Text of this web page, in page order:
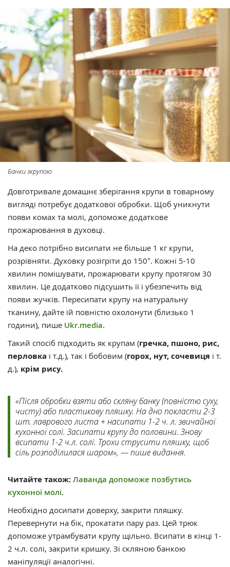
Банки зкрупою
Довготривале домашнє зберігання крупи в товарному
вигляді потребує додаткової обробки. Щоб уникнути
появи комах та молі, допоможе додаткове
прожарювання в духовці.
На деко потрібно висипати не більше 1 кг крупи,
розрівняти. Духовку розігріти до 150°. Кожні 5-10
хвилин помішувати, прожарювати крупу протягом 30
хвилин. Це додатково підсушить її і убезпечить від
появи жучків. Пересипати крупу на натуральну
тканину, дайте їй повністю охолонути (близько 1
години), пише Ukr.media.
Такий спосіб підходить як крупам (гречка, пшоно, рис,
перловка і т.д.), так і бобовим (горох, нут, сочевиця і т.
д.), крім рису.
«Після обробки взяти або скляну банку (повністю суху,
чисту) або пластикову пляшку. На дно покласти 2-3
шт. лаврового листа + насипати 1-2 ч. л. звичайної
кухонної солі. Засипати крупу до половини. Знову
всипати 1-2 ч.л. солі. Трохи струсити пляшку, щоб
сіль розподілилася шаром», — пише видання.
Читайте також:Лаванда допоможе позбутись
кухонної молі.
Необхідно досипати доверху, закрити пляшку.
Перевернути на бік, прокатати пару раз. Цей трюк
допоможе утрамбувати крупу щільно. Всипати в кінці 1-
2 ч.л. солі, закрити кришку. Зі скляною банкою
маніпуляції аналогічні.